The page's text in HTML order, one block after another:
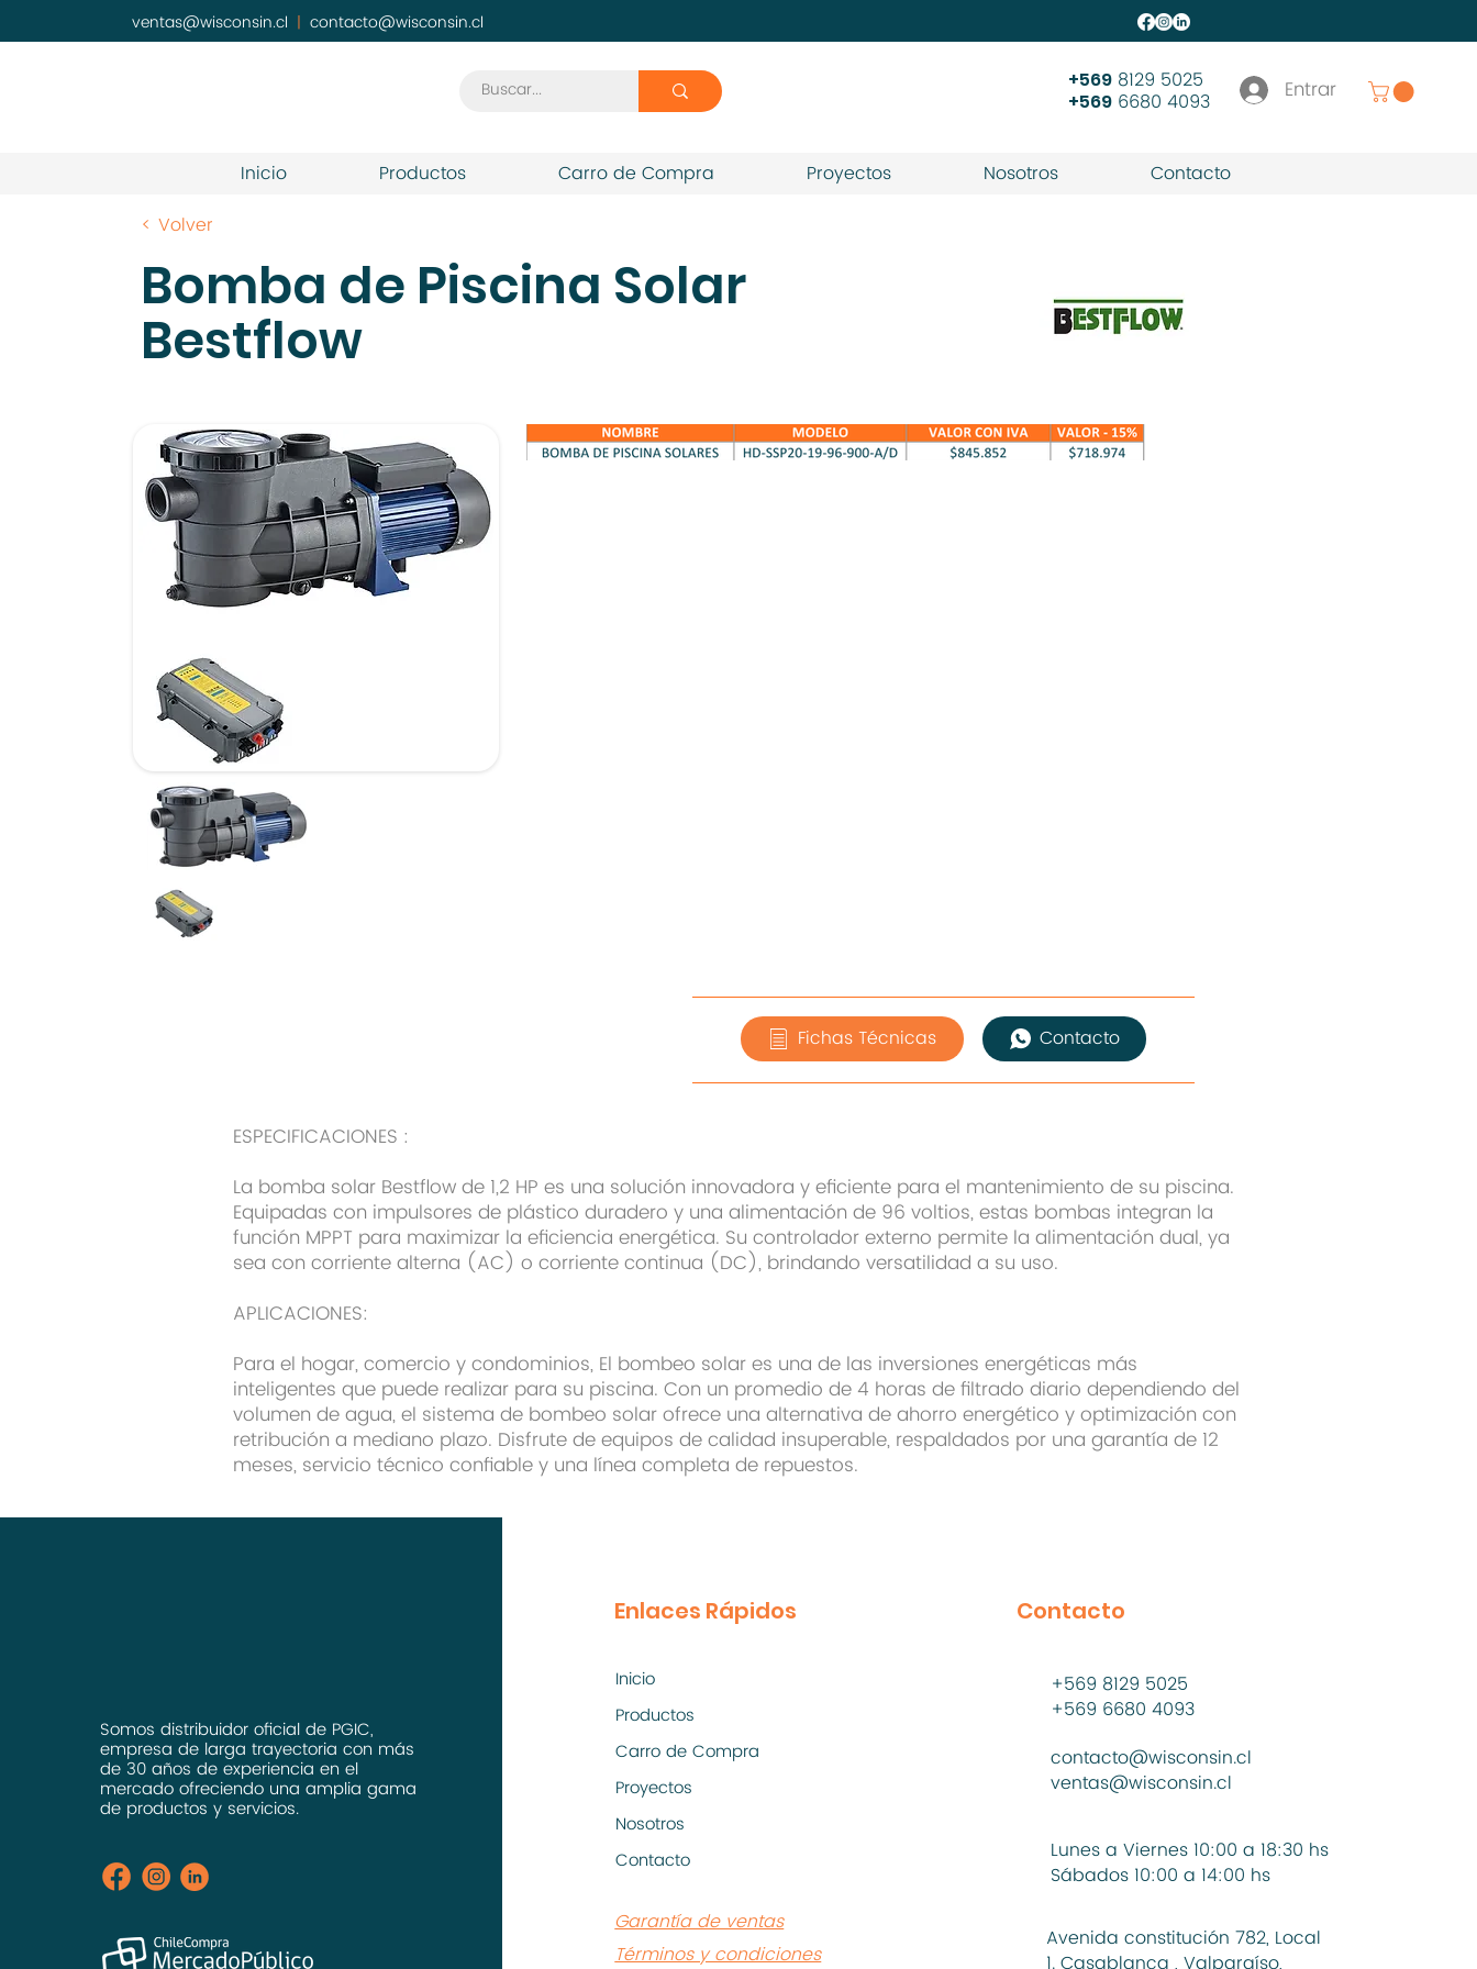
ventas@wisconsin.cl | contacto@wisconsin.cl
Entrar
+569 8129 5025
+569 6680 4093
Inicio Productos Carro de Compra Proyectos Nosotros
Contacto
< Volver
Bomba de Piscina Solar
Bestflow
Fichas Técnicas Contacto
ESPECIFICACIONES :
La bomba solar Bestflow de 1,2 HP es una solución innovadora y eficiente para el mantenimiento de su piscina.
Equipadas con impulsores de plástico duradero y una alimentación de 96 voltios, estas bombas integran la
función MPPT para maximizar la eficiencia energética. Su controlador externo permite la alimentación dual, ya
sea con corriente alterna (AC) o corriente continua (DC), brindando versatilidad a su uso.
APLICACIONES:
Para el hogar, comercio y condominios, El bombeo solar es una de las inversiones energéticas más
inteligentes que puede realizar para su piscina. Con un promedio de 4 horas de filtrado diario dependiendo del
volumen de agua, el sistema de bombeo solar ofrece una alternativa de ahorro energético y optimización con
retribución a mediano plazo. Disfrute de equipos de calidad insuperable, respaldados por una garantía de 12
meses, servicio técnico confiable y una línea completa de repuestos.
Somos distribuidor oficial de PGIC,
empresa de larga trayectoria con más
de 30 años de experiencia en el
mercado ofreciendo una amplia gama
de productos y servicios.
Enlaces Rápidos
Inicio
Productos
Carro de Compra
Proyectos
Nosotros
Contacto
Garantía de ventas
Términos y condiciones
Contacto
+569 8129 5025
+569 6680 4093
contacto@wisconsin.cl
ventas@wisconsin.cl
Lunes a Viernes 10:00 a 18:30 hs
Sábados 10:00 a 14:00 hs
Avenida constitución 782, Local
1. Casablanca , Valparaíso,